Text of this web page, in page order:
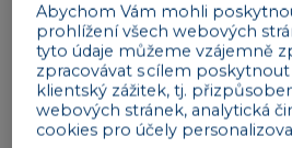
prostor pro diskuzi. Mohou se
komunikovat s
zlepšení vztahů a vyšší
Kromě toho spolu musí
což zlepšuje schopnost myslet
Abychom Vám mohli
prohlížení všech webových
tyto údaje můžeme vzájemně
zpracovávat s cílem
klientský zážitek, tj.
webových stránek, analytická
cookies pro účely